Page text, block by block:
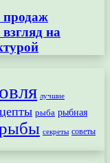
продаж
на
лучшие
рыба рыбная
секреты советы